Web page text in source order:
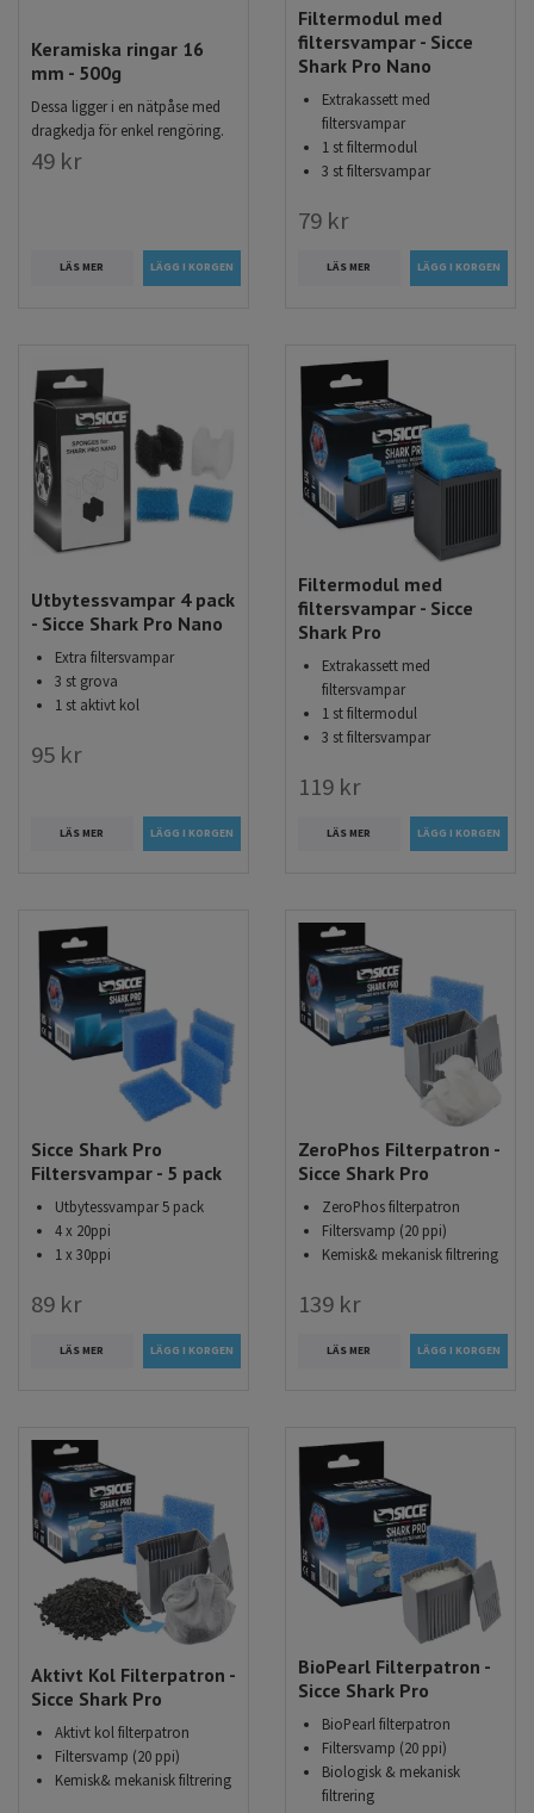
Keramiska ringar 16
mm - 500g
Dessa ligger i en nätpåse med
dragkedja för enkel rengöring.
49 kr
LÄS MER
Filtermodul med
filtersvampar - Sicce
Shark Pro Nano
Extrakassett med
filtersvampar
1 st filtermodul
3 st filtersvampar
79 kr
LÄS MER
Utbytessvampar 4 pack
- Sicce Shark Pro Nano
Extra filtersvampar
3 st grova
1 st aktivt kol
95 kr
LÄS MER
Filtermodul med
filtersvampar - Sicce
Shark Pro
Extrakassett med
filtersvampar
1 st filtermodul
3 st filtersvampar
119 kr
LÄS MER
Sicce Shark Pro
Filtersvampar - 5 pack
Utbytessvampar 5 pack
4 x 20ppi
1 x 30ppi
89 kr
LÄS MER
ZeroPhos Filterpatron -
Sicce Shark Pro
ZeroPhos filterpatron
Filtersvamp (20 ppi)
Kemisk& mekanisk filtrering
139 kr
LÄS MER
Aktivt Kol Filterpatron -
Sicce Shark Pro
Aktivt kol filterpatron
Filtersvamp (20 ppi)
Kemisk& mekanisk filtrering
BioPearl Filterpatron -
Sicce Shark Pro
BioPearl filterpatron
Filtersvamp (20 ppi)
Biologisk & mekanisk
filtrering